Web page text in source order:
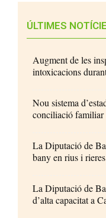
ÚLTIMES
Augment de les
intoxicacions
Nou sistema
conciliació familiar
La Diputació de
bany en rius i
La Diputació de
d’alta capacitat a